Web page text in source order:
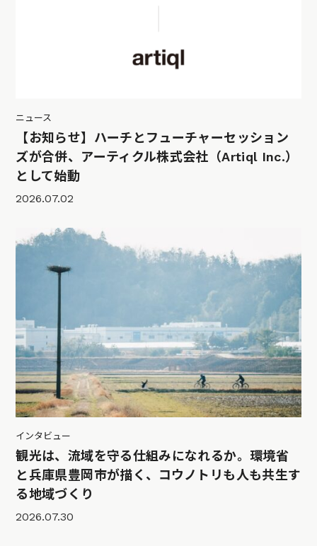
ニュース
【お知らせ】ハーチとフューチャーセッション
ズが合併、アーティクル株式会社（Artiql Inc.）
として始動
2026.07.02
インタビュー
観光は、流域を守る仕組みになれるか。環境省
と兵庫県豊岡市が描く、コウノトリも人も共生す
る地域づくり
2026.07.30